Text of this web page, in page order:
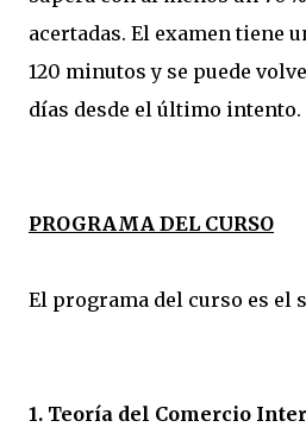
acertadas. El examen tiene
120 minutos y se puede
días desde el último intento.
PROGRAMA DEL CURSO
El programa del curso es el
1. Teoría del Comercio